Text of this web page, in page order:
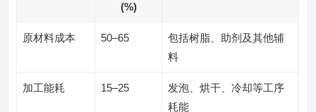
(%)
原材料成本 50–65
包括树脂、助剂及其他辅
料
加工能耗 15–25
发泡、烘干、冷却等工序
耗能